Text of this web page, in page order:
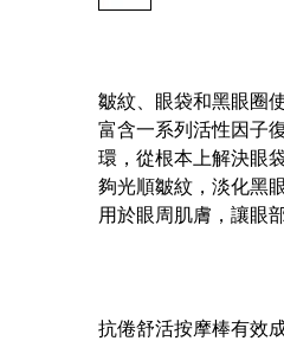
皺紋、眼袋和黑眼圈
富含一系列活性因子
環，從根本上解決眼
夠光順皺紋，淡化黑
用於眼周肌膚，讓眼
抗倦舒活按摩棒有效